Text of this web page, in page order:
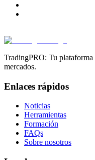
TradingPRO: Tu
mercados.
Enlaces rápidos
Noticias
Herramientas
Formación
FAQs
Sobre nosotros